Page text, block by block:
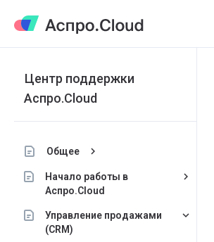
Центр поддержки
Аспро.Cloud
Общее keyboard_arrow_right
Начало работы в
Аспро.Cloud
keyboard_arrow_right
Управление продажами
(CRM)
keyboard_arrow_down